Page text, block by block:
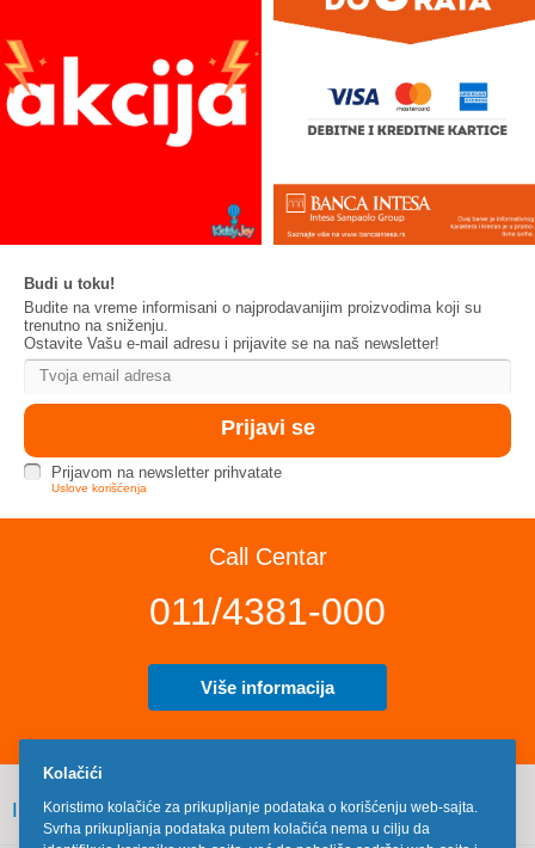
Budi u toku!
Budite na vreme informisani o najprodavanijim proizvodima koji su
trenutno na sniženju.
Ostavite Vašu e-mail adresu i prijavite se na naš newsletter!
Prijavom na newsletter prihvatate
Uslove korišćenja
Call Centar
011/4381-000
Više informacija
INFORMACIJE
Kolačići
Koristimo kolačiće za prikupljanje podataka o korišćenju web-sajta.
Svrha prikupljanja podataka putem kolačića nema u cilju da